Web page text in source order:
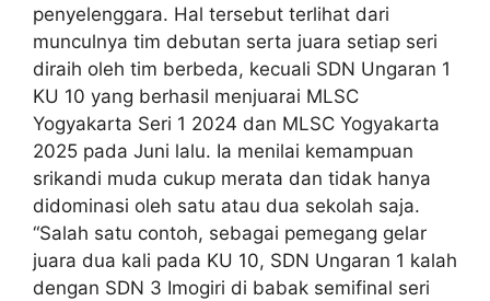
penyelenggara. Hal tersebut terlihat dari
munculnya tim debutan serta juara setiap seri
diraih oleh tim berbeda, kecuali SDN Ungaran 1
KU 10 yang berhasil menjuarai MLSC
Yogyakarta Seri 1 2024 dan MLSC Yogyakarta
2025 pada Juni lalu. Ia menilai kemampuan
srikandi muda cukup merata dan tidak hanya
didominasi oleh satu atau dua sekolah saja.
“Salah satu contoh, sebagai pemegang gelar
juara dua kali pada KU 10, SDN Ungaran 1 kalah
dengan SDN 3 Imogiri di babak semifinal seri